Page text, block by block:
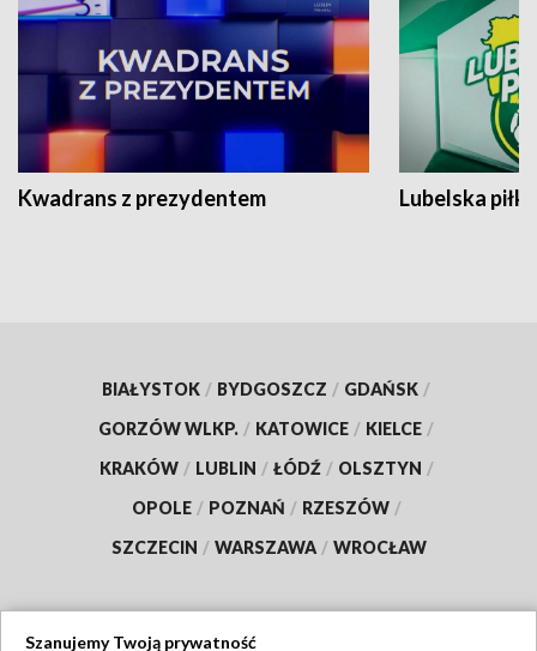
Kwadrans z prezydentem Lubelska piłka
BIAŁYSTOK / BYDGOSZCZ / GDAŃSK /
GORZÓW WLKP. / KATOWICE / KIELCE /
KRAKÓW / LUBLIN / ŁÓDŹ / OLSZTYN /
OPOLE / POZNAŃ / RZESZÓW /
SZCZECIN / WARSZAWA / WROCŁAW
Szanujemy Twoją prywatność